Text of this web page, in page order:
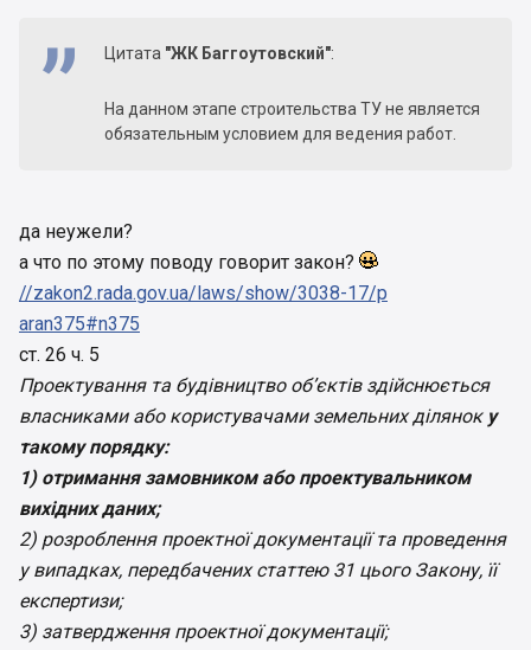
Цитата "ЖК Баггоутовский":
На данном этапе строительства ТУ не является
обязательным условием для ведения работ.
да неужели?
а что по этому поводу говорит закон?
//zakon2.rada.gov.ua/laws/show/3038-17/p
aran375#n375
ст. 26 ч. 5
Проектування та будівництво об’єктів здійснюється
власниками або користувачами земельних ділянок у
такому порядку:
1) отримання замовником або проектувальником
вихідних даних;
2) розроблення проектної документації та проведення
у випадках, передбачених статтею 31 цього Закону, її
експертизи;
3) затвердження проектної документації;